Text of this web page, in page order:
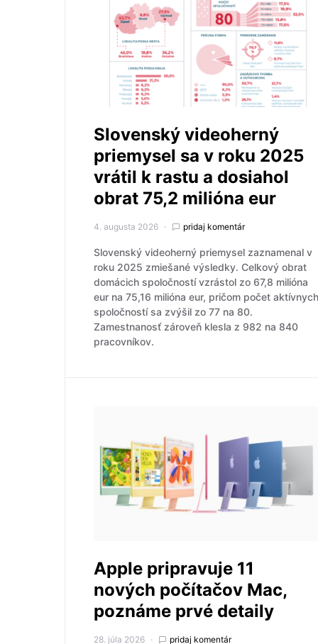
Slovenský videoherný
priemysel sa v roku 2025
vrátil k rastu a dosiahol
obrat 75,2 milióna eur
4. augusta 2026 pridaj komentár
Slovenský videoherný priemysel zaznamenal v
roku 2025 zmiešané výsledky. Celkový obrat
domácich spoločností vzrástol zo 67,8 milióna
eur na 75,16 milióna eur, pričom počet aktívnych
spoločností sa zvýšil zo 77 na 80.
Zamestnanosť zároveň klesla z 982 na 840
pracovníkov.
Apple pripravuje 11
nových počítačov Mac,
poznáme prvé detaily
28. júla 2026 pridaj komentár